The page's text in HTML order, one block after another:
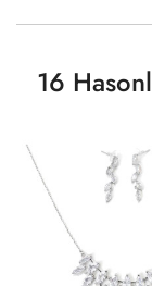
16